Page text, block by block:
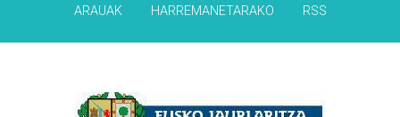
ARAUAK HARREMANETARAKO RSS